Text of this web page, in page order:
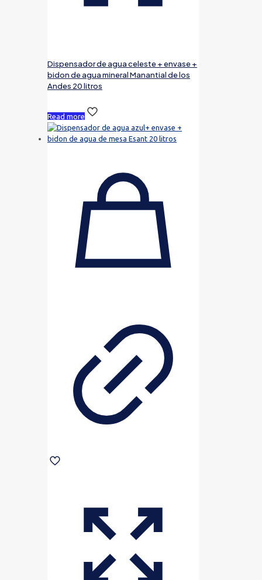
Dispensador de agua celeste + envase +
bidon de agua mineral Manantial de los
Andes 20 litros
Read more